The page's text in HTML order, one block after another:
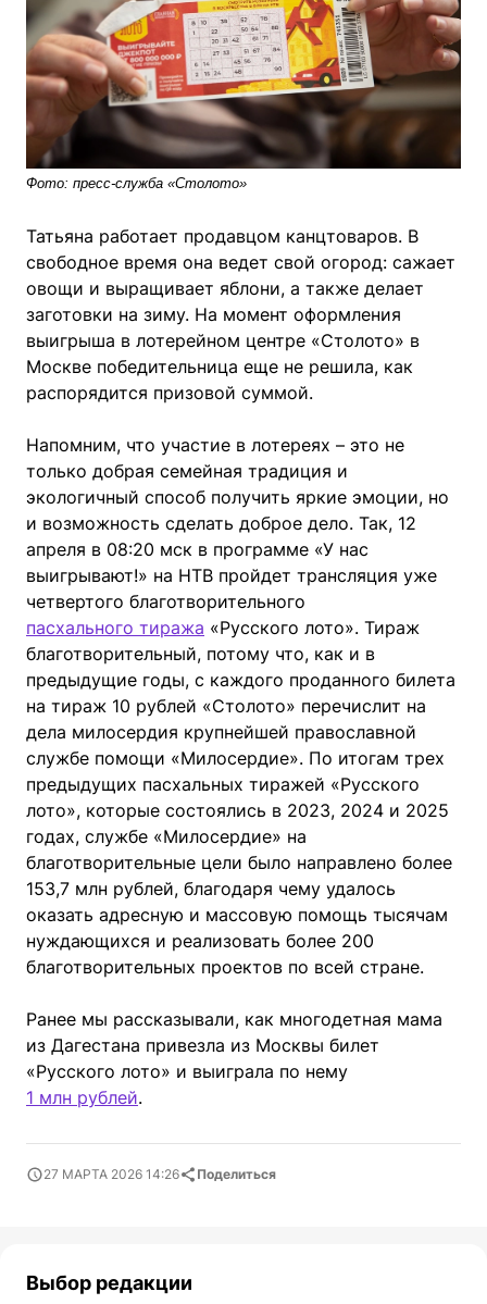
Фото: пресс-служба «Столото»
Татьяна работает продавцом канцтоваров. В
свободное время она ведет свой огород: сажает
овощи и выращивает яблони, а также делает
заготовки на зиму. На момент оформления
выигрыша в лотерейном центре «Столото» в
Москве победительница еще не решила, как
распорядится призовой суммой.
Напомним, что участие в лотереях – это не
только добрая семейная традиция и
экологичный способ получить яркие эмоции, но
и возможность сделать доброе дело. Так, 12
апреля в 08:20 мск в программе «У нас
выигрывают!» на НТВ пройдет трансляция уже
четвертого благотворительного
пасхального тиража «Русского лото». Тираж
благотворительный, потому что, как и в
предыдущие годы, с каждого проданного билета
на тираж 10 рублей «Столото» перечислит на
дела милосердия крупнейшей православной
службе помощи «Милосердие». По итогам трех
предыдущих пасхальных тиражей «Русского
лото», которые состоялись в 2023, 2024 и 2025
годах, службе «Милосердие» на
благотворительные цели было направлено более
153,7 млн рублей, благодаря чему удалось
оказать адресную и массовую помощь тысячам
нуждающихся и реализовать более 200
благотворительных проектов по всей стране.
Ранее мы рассказывали, как многодетная мама
из Дагестана привезла из Москвы билет
«Русского лото» и выиграла по нему
1 млн рублей.
27 МАРТА 2026 14:26 Поделиться
Выбор редакции